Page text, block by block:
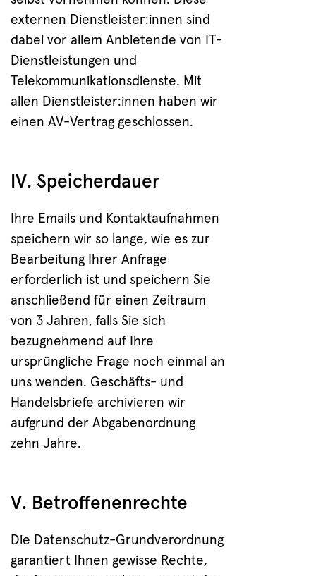
externen Dienstleister:innen sind
dabei vor allem Anbietende von IT-
Dienstleistungen und
Telekommunikationsdienste. Mit
allen Dienstleister:innen haben wir
einen AV-Vertrag geschlossen.
IV. Speicherdauer
Ihre Emails und Kontaktaufnahmen
speichern wir so lange, wie es zur
Bearbeitung Ihrer Anfrage
erforderlich ist und speichern Sie
anschließend für einen Zeitraum
von 3 Jahren, falls Sie sich
bezugnehmend auf Ihre
ursprüngliche Frage noch einmal an
uns wenden. Geschäfts- und
Handelsbriefe archivieren wir
aufgrund der Abgabenordnung
zehn Jahre.
V. Betroffenenrechte
Die Datenschutz-Grundverordnung
garantiert Ihnen gewisse Rechte,